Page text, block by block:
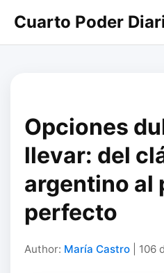
Cuarto Poder
Opciones
llevar: del
argentino al
perfecto
Author: María Castro | 106